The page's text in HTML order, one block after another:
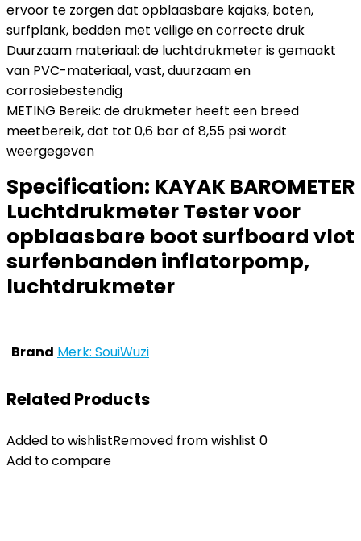
ervoor te zorgen dat opblaasbare kajaks, boten,
surfplank, bedden met veilige en correcte druk
Duurzaam materiaal: de luchtdrukmeter is gemaakt
van PVC-materiaal, vast, duurzaam en
corrosiebestendig
METING Bereik: de drukmeter heeft een breed
meetbereik, dat tot 0,6 bar of 8,55 psi wordt
weergegeven
Specification: KAYAK BAROMETER
Luchtdrukmeter Tester voor
opblaasbare boot surfboard vlot
surfenbanden inflatorpomp,
luchtdrukmeter
Brand Merk: SouiWuzi
Related Products
Added to wishlistRemoved from wishlist 0
Add to compare